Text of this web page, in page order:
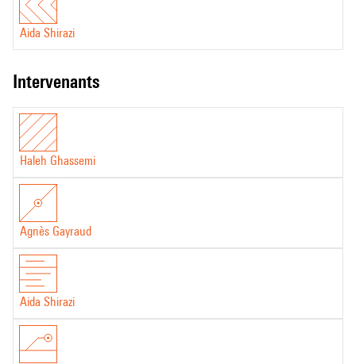
Aida Shirazi
intervenants
Haleh Ghassemi
Agnès Gayraud
Aida Shirazi